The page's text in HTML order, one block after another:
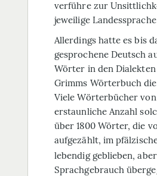
verführe zur
jeweilige
Allerdings hatte es bis
gesprochene Deutsch
Wörter in den
Grimms Wörterbuch
Viele Wörterbücher
erstaunliche Anzahl
über 1800 Wörter, die
aufgezählt, im
lebendig geblieben,
Sprachgebrauch